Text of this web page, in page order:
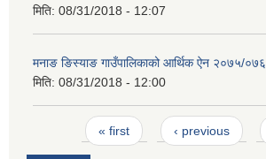
मिति: 08/31/2018 - 12:07
मनाङ ङिस्याङ गाउँपालिकाको आर्थिक ऐन २०७५/०७६
मिति: 08/31/2018 - 12:00
Pages« first ‹ previous